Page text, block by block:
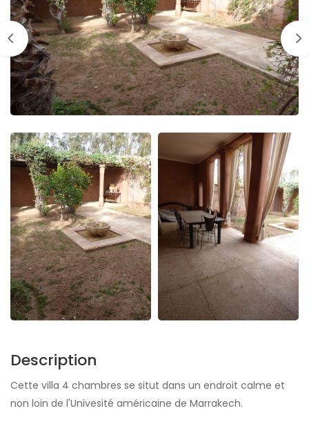
Description
Cette villa 4 chambres se situt dans un endroit calme et
non loin de l'Univesité américaine de Marrakech.